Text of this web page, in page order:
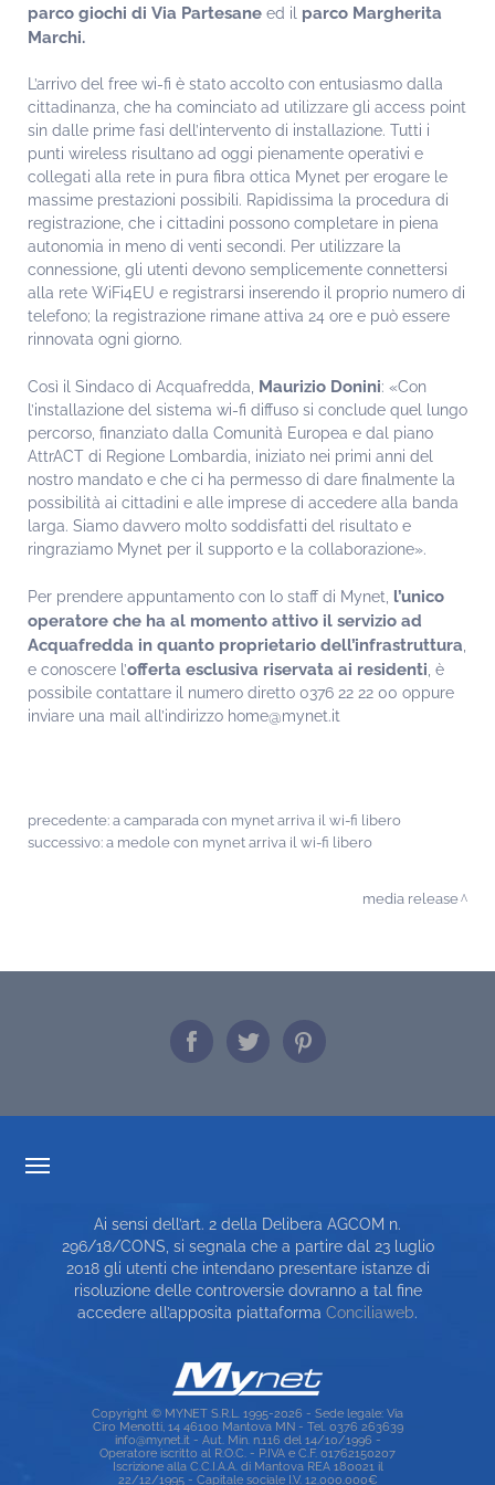
parco giochi di Via Partesane ed il parco Margherita
Marchi.
L’arrivo del free wi-fi è stato accolto con entusiasmo dalla
cittadinanza, che ha cominciato ad utilizzare gli access point
sin dalle prime fasi dell’intervento di installazione. Tutti i
punti wireless risultano ad oggi pienamente operativi e
collegati alla rete in pura fibra ottica Mynet per erogare le
massime prestazioni possibili. Rapidissima la procedura di
registrazione, che i cittadini possono completare in piena
autonomia in meno di venti secondi. Per utilizzare la
connessione, gli utenti devono semplicemente connettersi
alla rete WiFi4EU e registrarsi inserendo il proprio numero di
telefono; la registrazione rimane attiva 24 ore e può essere
rinnovata ogni giorno.
Così il Sindaco di Acquafredda, Maurizio Donini: «Con
l’installazione del sistema wi-fi diffuso si conclude quel lungo
percorso, finanziato dalla Comunità Europea e dal piano
AttrACT di Regione Lombardia, iniziato nei primi anni del
nostro mandato e che ci ha permesso di dare finalmente la
possibilità ai cittadini e alle imprese di accedere alla banda
larga. Siamo davvero molto soddisfatti del risultato e
ringraziamo Mynet per il supporto e la collaborazione».
Per prendere appuntamento con lo staff di Mynet, l’unico
operatore che ha al momento attivo il servizio ad
Acquafredda in quanto proprietario dell’infrastruttura,
e conoscere l’offerta esclusiva riservata ai residenti, è
possibile contattare il numero diretto 0376 22 22 00 oppure
inviare una mail all’indirizzo home@mynet.it
precedente:a camparada con mynet arriva il wi-fi libero
successivo:a medole con mynet arriva il wi-fi libero
media release
CARTA DEI SERVIZI
TOP RICERCHE
SITE MAP
Ai sensi dell’art. 2 della Delibera AGCOM n.
296/18/CONS, si segnala che a partire dal 23 luglio
2018 gli utenti che intendano presentare istanze di
risoluzione delle controversie dovranno a tal fine
accedere all’apposita piattaforma Conciliaweb.
Copyright © MYNET S.R.L. 1995-2026 - Sede legale: Via
Ciro Menotti, 14 46100 Mantova MN - Tel. 0376 263639
info@mynet.it - Aut. Min. n.116 del 14/10/1996 -
Operatore iscritto al R.O.C. - P.IVA e C.F. 01762150207
Iscrizione alla C.C.I.A.A. di Mantova REA 180021 il
22/12/1995 - Capitale sociale I.V. 12.000.000€